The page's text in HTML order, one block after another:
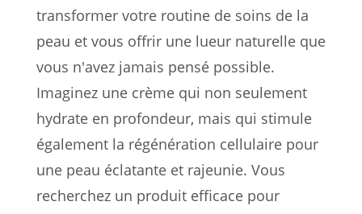
transformer votre routine de soins de la
peau et vous offrir une lueur naturelle que
vous n'avez jamais pensé possible.
Imaginez une crème qui non seulement
hydrate en profondeur, mais qui stimule
également la régénération cellulaire pour
une peau éclatante et rajeunie. Vous
recherchez un produit efficace pour